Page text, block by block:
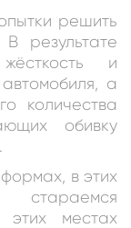
решить
результате
и
а
количества
обивку
в этих
этих местах